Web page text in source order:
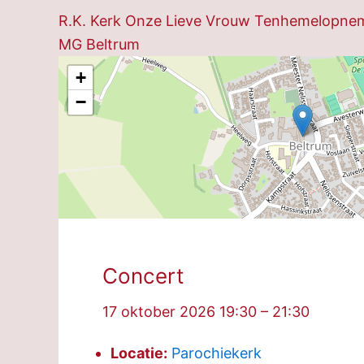
R.K. Kerk Onze Lieve Vrouw
MG Beltrum
+
−
Concert
17 oktober 2026 19:30 – 21:30
Locatie: Parochiekerk